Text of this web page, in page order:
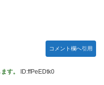
なりました 第45話
ンジョンサバイバル・闇鍋
コメント欄へ引用
す。 ID:ffPeEDtk0